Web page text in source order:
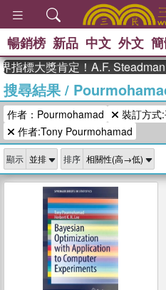
熱搜
、
史是
登輝
偉大
暢銷榜 新品 中文 外文
指標大獎肯定！A.F.
搜尋結果/
作者：Pourmohamad
裝訂方式
作者:Tony Pourmohamad
顯示 排序